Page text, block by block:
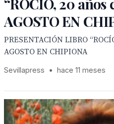
“ROCÍO, 20 años
AGOSTO EN
PRESENTACIÓN LIBRO
AGOSTO EN CHIPIONA
Sevillapress • hace 11 meses